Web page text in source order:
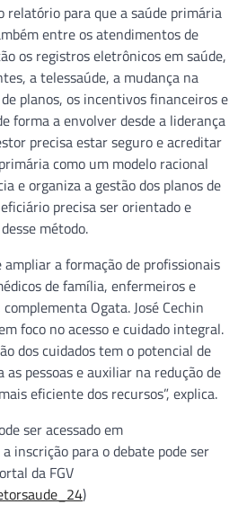
relatório para que a saúde primária
entre os atendimentos de
os registros eletrônicos em saúde,
a telessaúde, a mudança na
planos, os incentivos financeiros e
forma a envolver desde a liderança
precisa estar seguro e acreditar
como um modelo racional
e organiza a gestão dos planos de
precisa ser orientado e
método.
a formação de profissionais
de família, enfermeiros e
Ogata. José Cechin
foco no acesso e cuidado integral.
dos cuidados tem o potencial de
as pessoas e auxiliar na redução de
eficiente dos recursos”, explica.
ser acessado em
a inscrição para o debate pode ser
da FGV
)